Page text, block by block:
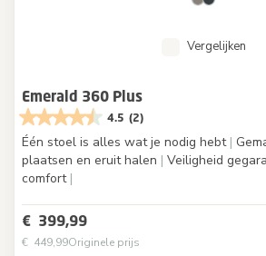
Vergelijken
Emerald 360 Plus
4.5 (2)
Één stoel is alles wat je nodig hebt |
plaatsen en eruit halen | Veiligheid
comfort |
€ 399,99
€ 449,99Originele prijs